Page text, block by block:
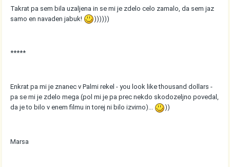
Takrat pa sem bila uzaljena in se mi je zdelo celo zamalo, da sem jaz
samo en navaden jabuk!
))))))
*****
Enkrat pa mi je znanec v Palmi rekel - you look like thousand dollars -
pa se mi je zdelo mega (pol mi je pa prec nekdo skodozeljno povedal,
da je to bilo v enem filmu in torej ni bilo izvirno)...
))
Marsa